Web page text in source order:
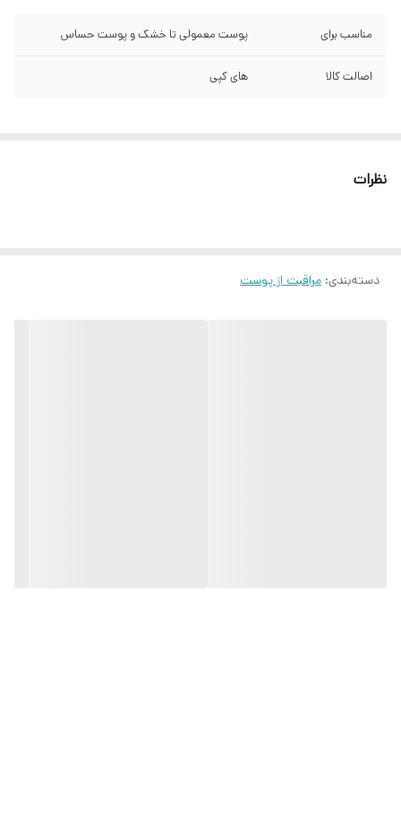
مناسب برای پوست معمولی تا خشک و پوست حساس
اصالت کالا های کپی
نظرات
دسته‌بندی: مراقبت از پوست